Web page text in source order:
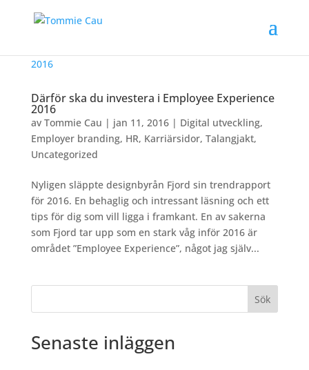
Därför ska du investera i Employee Experience
2016
av Tommie Cau | jan 11, 2016| Digital utveckling,
Employer branding, HR, Karriärsidor, Talangjakt,
Uncategorized
Nyligen släppte designbyrån Fjord sin trendrapport
för 2016. En behaglig och intressant läsning och ett
tips för dig som vill ligga i framkant. En av sakerna
som Fjord tar upp som en stark våg inför 2016 är
området ”Employee Experience”, något jag själv...
Sök
Senaste inläggen